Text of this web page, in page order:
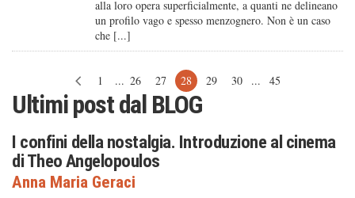
alla loro opera superficialmente, a quanti ne delineano
un profilo vago e spesso menzognero. Non è un caso
che [...]
1 ... 26 27 28 29 30 ... 45
Ultimi post dalBLOG
I confini della nostalgia. Introduzione al cinema
di Theo Angelopoulos
Anna Maria Geraci